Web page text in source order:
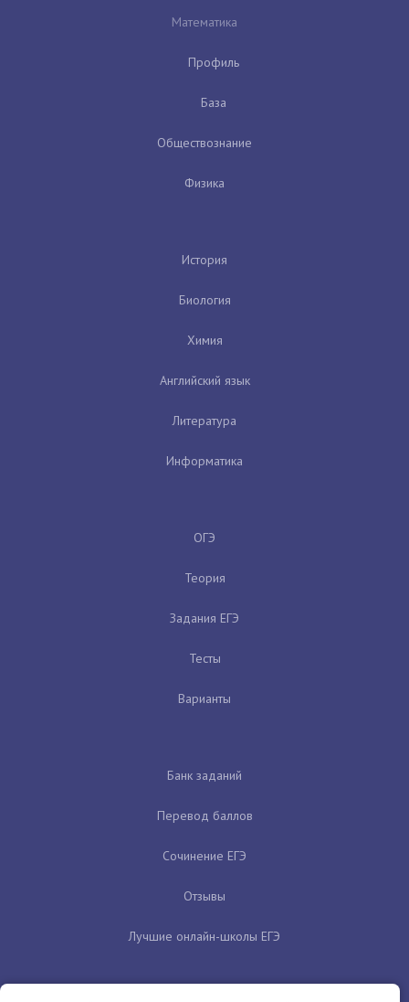
Математика
Профиль
База
Обществознание
Физика
История
Биология
Химия
Английский язык
Литература
Информатика
ОГЭ
Теория
Задания ЕГЭ
Тесты
Варианты
Банк заданий
Перевод баллов
Сочинение ЕГЭ
Отзывы
Лучшие онлайн-школы ЕГЭ